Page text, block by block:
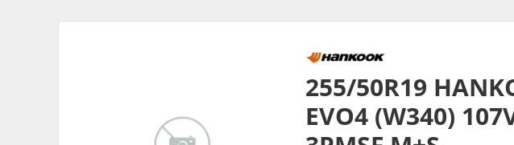
255/50R19
EVO4 (W340)